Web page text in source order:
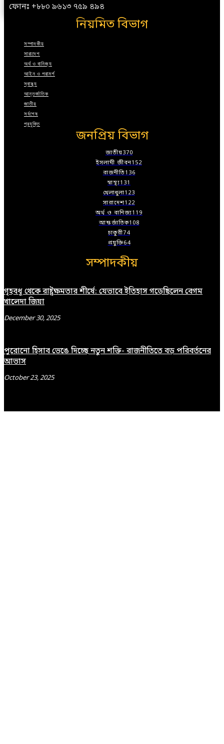
ফোনঃ +৮৮০ ৯৬১৩ ৭৫৯ ৪৯৪
নিয়মিত বিভাগ
সম্পাদকীয়
সারাদেশ
অর্থ ও বানিজ্য
আইন ও পরামর্শ
স্বাস্থ্য
আন্তর্জাতিক
জাতীয়
সর্বশেষ
প্রযুক্তি
জনপ্রিয় বিভাগ
জাতীয়370
ইসলামী জীবন152
রাজনীতি136
স্বাস্থ্য131
খেলাধুলা123
সারাদেশ122
অর্থ ও বানিজ্য119
আন্তর্জাতিক108
চাকুরী74
প্রযুক্তি64
সম্পাদকীয়
গৃহবধূ থেকে রাষ্ট্রক্ষমতার শীর্ষে: যেভাবে ইতিহাস গড়েছিলেন বেগম
খালেদা জিয়া
December 30, 2025
পুরোনো হিসাব ভেঙে দিচ্ছে নতুন শক্তি- রাজনীতিতে বড় পরিবর্তনের
আভাস
October 23, 2025